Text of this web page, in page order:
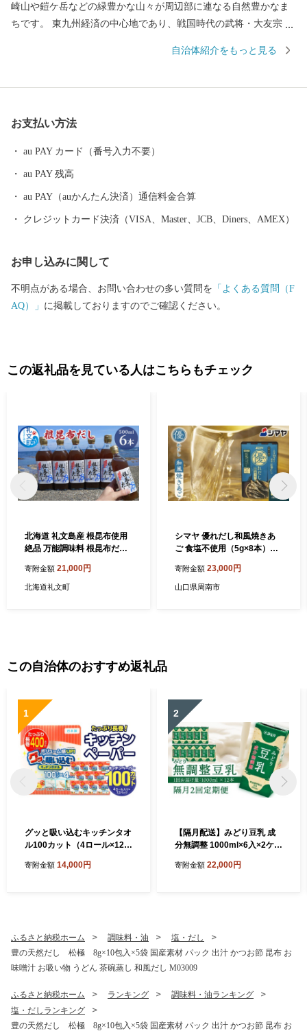
崎山や鎧ケ岳などの緑豊かな山々が周辺部に連なる自然豊かなま
ちです。 東九州経済の中心地であり、戦国時代の武将・大友宗麟
発祥都市として繁栄し、高度成長期以降は工業を中心として幅広
な農畜産物、「大分ふぐ」「とり天」「大分銘菓ざびえる」「吉
をしていただいた方には、市のＰＲも兼ねて返礼品をお送りさせ
ていただきます。 【ご注意】 ・返礼品の送付は、大分市外にお住
まいの方に限らせていただきます。 ・寄附につきましては、年度
です。 ※長期不在、住所不明等で返礼品をお受取りいただけなか
自治体紹介をもっと見る
お支払い方法
au PAY カード（番号入力不要）
au PAY 残高
au PAY（auかんたん決済）通信料金合算
クレジットカード決済（VISA、Master、JCB、Diners、AMEX）
お申し込みに関して
不明点がある場合、お問い合わせの多い質問を 「よくある質問（F
AQ）」 に掲載しておりますのでご確認ください。
この返礼品を見ている人はこちらもチェック
北海道 礼文島産 根昆布使用
絶品 万能調味料 根昆布だし
合］【 昆布 だし昆布 出汁 根
昆布だし だし汁 調味料 うど
寄附金額 21,000円
北海道礼文町
シマヤ 優れだし和風焼きあ
ご 食塩不使用（5g×8本）24
粉末 食塩無添加 小分け あご
だし 調味料 味噌汁 みそ汁 料
寄附金額 23,000円
山口県周南市
この自治体のおすすめ返礼品
1
グッと吸い込むキッチンタオ
ル100カット（4ロール×12パ
用品 消耗品 大容量 吸収力 破
寄附金額 14,000円
2
【隔月配送】みどり豆乳 成
分無調整 1000ml×6入×2ケー
定期便 飲料 豆乳 成分無調整
寄附金額 22,000円
ふるさと納税ホーム 調味料・油
塩・だし
豊の天然だし 松極 8g×10包入×5袋 国産素材 パック 出汁 かつお節 昆布 お
味噌汁 お吸い物 うどん 茶碗蒸し 和風だし M03009
ふるさと納税ホーム ランキング
調味料・油ランキング
塩・だしランキング
豊の天然だし 松極 8g×10包入×5袋 国産素材 パック 出汁 かつお節 昆布 お